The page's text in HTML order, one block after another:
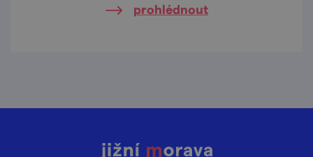
milovnice cestování, architektury a designu.
prohlédnout